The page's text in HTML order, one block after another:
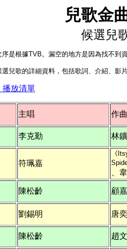
兒歌金
候選兒
是根據TVB。漏空的地方是因為找不到
兒歌的詳細資料，包括歌詞、介紹、影
播放清單
主唱 作曲
李克勤 林
符珮嘉
《
、
陳松齡 顧
劉錫明 唐
陳松齡 趙